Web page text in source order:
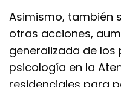
Asimismo, también
otras acciones,
generalizada de los
psicología en la